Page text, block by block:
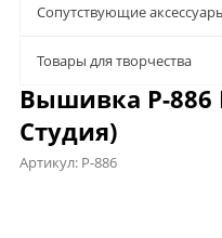
Сопутствующие
Товары для творчества
Вышивка Р-
Студия)
Артикул: Р-886